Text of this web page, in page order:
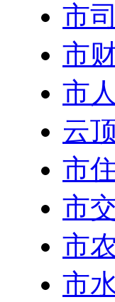
市
市
市
云
市
市
市
市